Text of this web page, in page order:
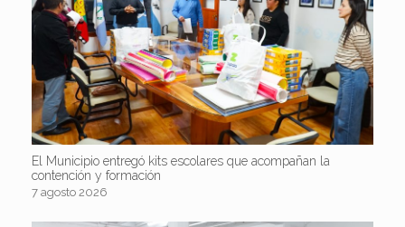
El Municipio entregó kits escolares que acompañan la
contención y formación
7 agosto 2026